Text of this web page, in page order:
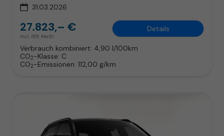
31.03.2026
27.823,– €
incl. 19% MwSt.
Details
Verbrauch kombiniert: 4,90 l/100km
CO2-Klasse: C
CO2-Emissionen: 112,00 g/km